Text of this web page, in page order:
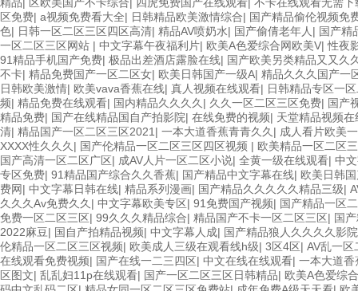
区免费| a视频免费看大全| 日韩精品欧美激情综合| 国产精品偷伦视频免
色| 日韩一区二区三区四区高清| 精品AV喷奶水| 国产偷倩老年人 | 国产精
一区二区三区网站 | 中文字幕午夜福利片| 欧美A色爱综合网欧美V|性夜
91精品手机国产免费| 极品出差酒店露脸在线| 国产欧美另类精品又又久
不卡| 精品免费国产一区二区女| 欧美日韩国产一级A| 精品久久久国产一
日韩欧美激情| 欧美vava香蕉在线| 真人视频在线观看| 日韩精品专区一
频| 精品免费在线观看| 国内精品久久久久 | 久久一区二区三区免费| 国产
精品免费| 国产在线精品国自产拍影院| 在线免费的视频| 天堂精品视频在
清| 精品国产一区二区三区2021 | 一本大道香蕉青青久久 | 成人看片欧美
XXXX性久久久 | 国产伦精品一区二区三区四区视频 | 欧美精品一区二区
国产高清一区二区广区| 成AV人片一区二区小说| 全黄一级在线观看| 中
专区免费| 91精品国产综合久久香蕉| 国产精品中文字幕在线| 欧美日韩
费网| 中文字幕日韩在线| 精品系列漫画| 国产精品久久久久久精品三级|
久久久Av免费久久 | 中文字幕欧美专区| 91免费国产视频| 国产精品一区
免费一区二区三区| 99久久久精品综合| 精品国产不卡一区二区三区| 国
2022麻豆| 国自产拍精品视频| 中文字幕人成| 国产精品狼人久久久久影院
伦精品一区二区三区视频| 欧美成人三级在观看线h级| 3区4区| AV乱一区
在线观看免费视频| 国产在线一二三四区| 中文在线在线观看| 一本大道香
区图文| 乱乱妇11p在线观看| 国产一区二区三区日韩精品| 欧美A色爱综